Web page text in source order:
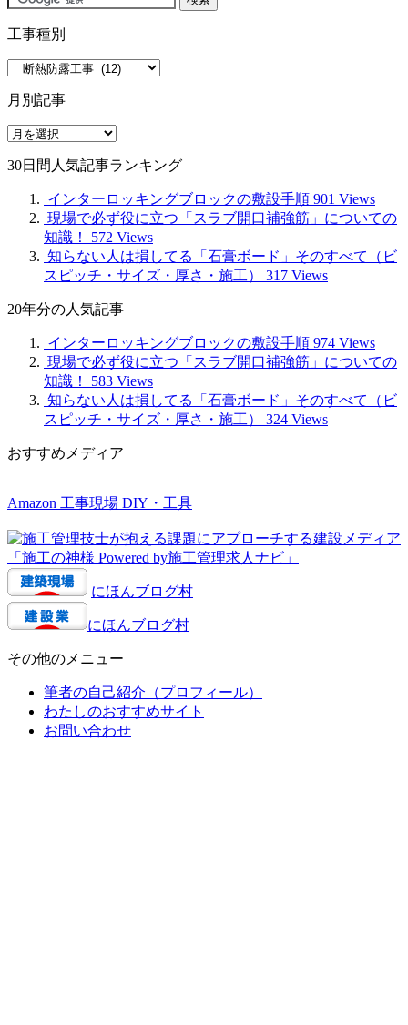
工事種別
種
別
月別記事
月
記
30日間人気記事ランキング
インターロッキングブロックの敷設手順 901 Views
現場で必ず役に立つ「スラブ開口補強筋」についての
知識！
572 Views
知らない人は損してる「石膏ボード」そのすべて（ビ
スピッチ・サイズ・厚さ・施工）
317 Views
20年分の人気記事
インターロッキングブロックの敷設手順 974 Views
現場で必ず役に立つ「スラブ開口補強筋」についての
知識！
583 Views
知らない人は損してる「石膏ボード」そのすべて（ビ
スピッチ・サイズ・厚さ・施工）
324 Views
おすすめメディア
Amazon 工事現場 DIY・工具
にほんブログ村
にほんブログ村
その他のメニュー
筆者の自己紹介（プロフィール）
わたしのおすすめサイト
お問い合わせ